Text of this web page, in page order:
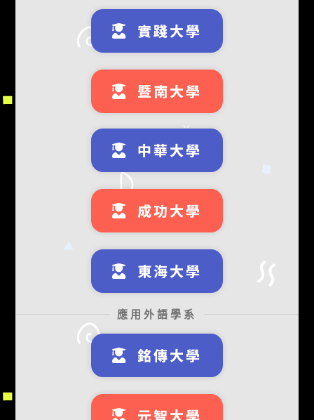
實踐大學
暨南大學
中華大學
成功大學
東海大學
應用外語學系
銘傳大學
元智大學